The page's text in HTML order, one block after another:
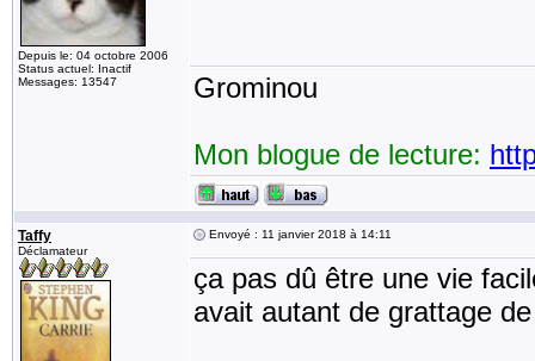
Depuis le: 04 octobre 2006
Status actuel: Inactif
Messages: 13547
Grominou
Mon blogue de lecture:
Taffy
Déclamateur
Envoyé : 11 janvier 2018 à 14:11
ça pas dû être une vie
avait autant de grattage